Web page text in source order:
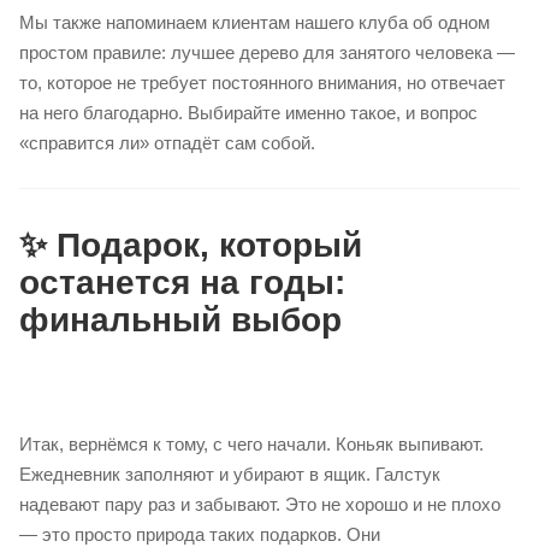
Мы также напоминаем клиентам нашего клуба об одном
простом правиле: лучшее дерево для занятого человека —
то, которое не требует постоянного внимания, но отвечает
на него благодарно. Выбирайте именно такое, и вопрос
«справится ли» отпадёт сам собой.
✨ Подарок, который
останется на годы:
финальный выбор
Итак, вернёмся к тому, с чего начали. Коньяк выпивают.
Ежедневник заполняют и убирают в ящик. Галстук
надевают пару раз и забывают. Это не хорошо и не плохо
— это просто природа таких подарков. Они